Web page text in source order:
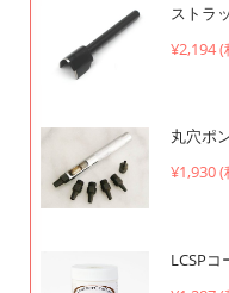
ストラ
¥2,194 (
丸穴ポ
¥1,930 (
LCSP